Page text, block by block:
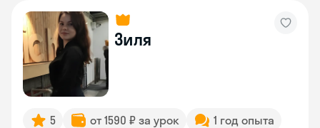
Зиля
5 от 1590 ₽ за урок 1 год опыта